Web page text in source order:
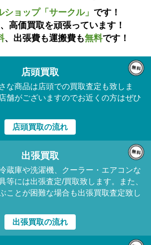
ショップ「サークル」 です！
高価買取を頑張っています！
、出張費も運搬費も無料です！
店頭買取
な商品は店頭での買取査定も致しま
舗がございますのでお近くの方はぜひ
店頭買取の流れ
出張買取
蔵庫や洗濯機、クーラー・エアコンな
等には出張査定/買取致します。また、
ことが困難な場合も出張買取査定致し
出張買取の流れ